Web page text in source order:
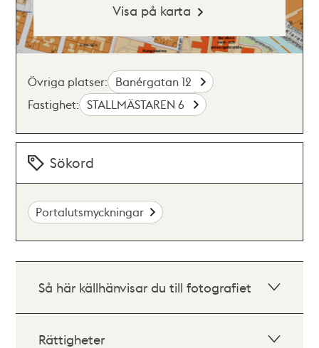
Visa på karta
Övriga platser: Banérgatan 12
Fastighet: STALLMÄSTAREN 6
Sökord
Portalutsmyckningar
Så här källhänvisar du till fotografiet
Rättigheter